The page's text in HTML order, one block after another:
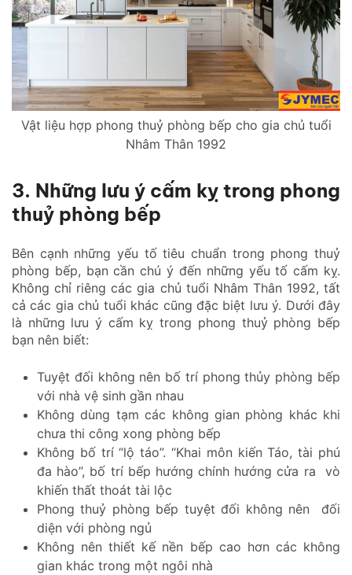
Vật liệu hợp phong thuỷ phòng bếp cho gia chủ tuổi
Nhâm Thân 1992
3. Những lưu ý cấm kỵ trong phong
thuỷ phòng bếp
Bên cạnh những yếu tố tiêu chuẩn trong phong thuỷ
phòng bếp, bạn cần chú ý đến những yếu tố cấm kỵ.
Không chỉ riêng các gia chủ tuổi Nhâm Thân 1992, tất
cả các gia chủ tuổi khác cũng đặc biệt lưu ý. Dưới đây
là những lưu ý cấm kỵ trong phong thuỷ phòng bếp
bạn nên biết:
Tuyệt đối không nên bố trí phong thủy phòng bếp
với nhà vệ sinh gần nhau
Không dùng tạm các không gian phòng khác khi
chưa thi công xong phòng bếp
Không bố trí “lộ táo”. “Khai môn kiến Táo, tài phú
đa hào”, bố trí bếp hướng chính hướng cửa ra vò
khiến thất thoát tài lộc
Phong thuỷ phòng bếp tuyệt đối không nên đối
diện với phòng ngủ
Không nên thiết kế nền bếp cao hơn các không
gian khác trong một ngôi nhà